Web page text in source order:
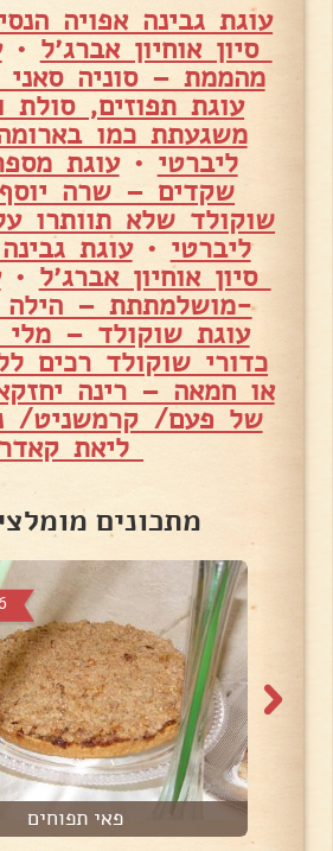
עוגת גבינה אפויה
סיון אוחיון אברג׳ל •
מהממת – סוניה סאני
עוגת תפוזים, סולת
משגעתת כמו
ליברטי •עוגת
שקדים – שרה יוסף
שוקולד שלא תוותרו
ליברטי •עוגת
סיון אוחיון אברג׳ל •
-מושלמתתת – הילה
עוגת שוקולד – מלי
כדורי שוקולד רכים
או חמאה – רינה
של פעם/ קרמשניט/
ליאת קאדר
מתכונים
פאי תפוחים